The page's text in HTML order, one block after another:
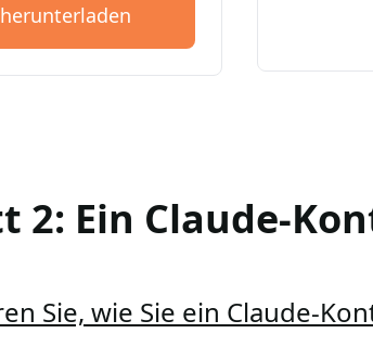
2: Ein Claude-
Sie, wie Sie ein Claude-